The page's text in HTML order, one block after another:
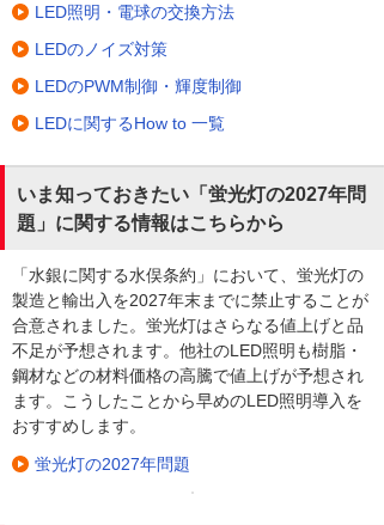
LED照明・電球の交換方法
LEDのノイズ対策
LEDのPWM制御・輝度制御
LEDに関するHow to 一覧
いま知っておきたい「蛍光灯の2027年問
題」に関する情報はこちらから
「水銀に関する水俣条約」において、蛍光灯の
製造と輸出入を2027年末までに禁止することが
合意されました。蛍光灯はさらなる値上げと品
不足が予想されます。他社のLED照明も樹脂・
鋼材などの材料価格の高騰で値上げが予想され
ます。こうしたことから早めのLED照明導入を
おすすめします。
蛍光灯の2027年問題